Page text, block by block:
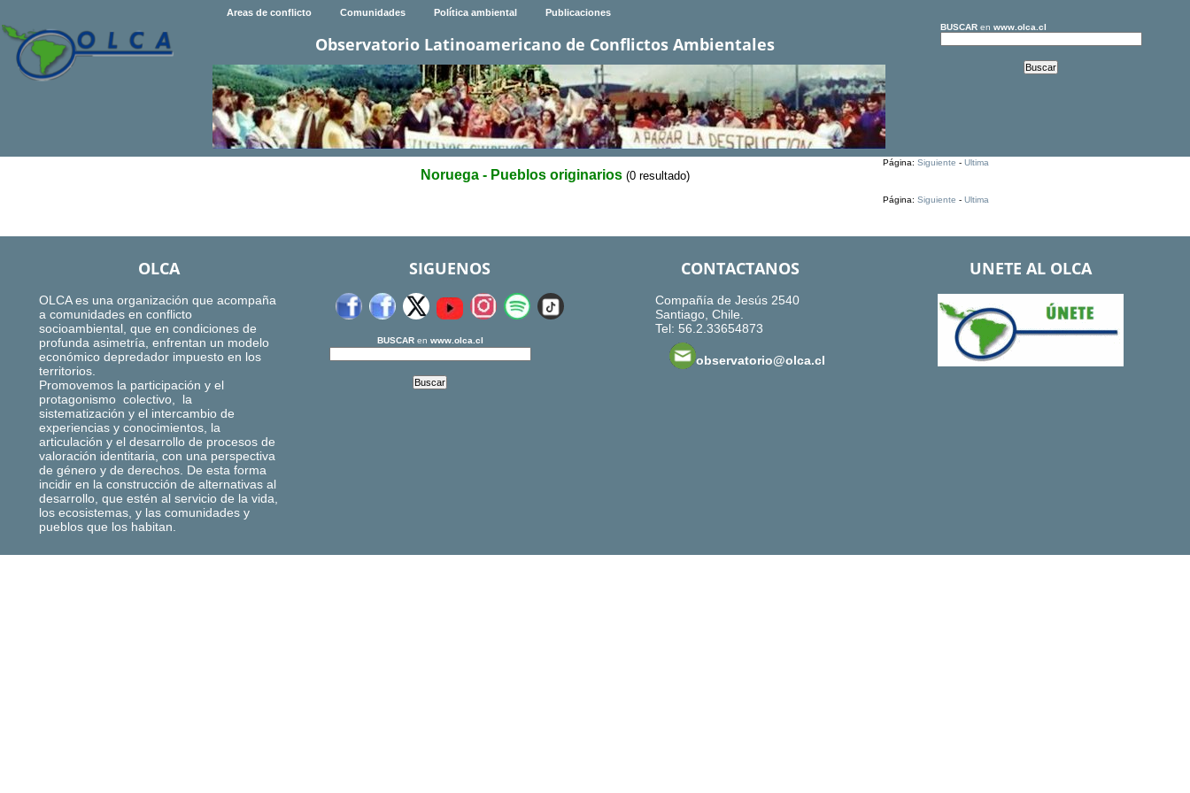
Areas de conflicto Comunidades Política ambiental Publicaciones
Observatorio Latinoamericano de Conflictos Ambientales
BUSCARen www.olca.cl
Página: Siguiente - Ultima
Noruega - Pueblos originarios (0 resultado)
Página: Siguiente - Ultima
OLCA
OLCA es una organización que acompaña
a comunidades en conflicto
socioambiental, que en condiciones de
profunda asimetría, enfrentan un modelo
económico depredador impuesto en los
territorios.
Promovemos la participación y el
protagonismo colectivo, la
sistematización y el intercambio de
experiencias y conocimientos, la
articulación y el desarrollo de procesos de
valoración identitaria, con una perspectiva
de género y de derechos. De esta forma
incidir en la construcción de alternativas al
desarrollo, que estén al servicio de la vida,
los ecosistemas, y las comunidades y
pueblos que los habitan.
SIGUENOS
BUSCARen www.olca.cl
CONTACTANOS
Compañía de Jesús 2540
Santiago, Chile.
Tel: 56.2.33654873
observatorio@olca.cl
UNETE AL OLCA